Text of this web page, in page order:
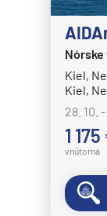
MS
MS
MS
MS
MS
MS
MSC
Kiel,
Kiel,
28. 10.
1
vnútorná